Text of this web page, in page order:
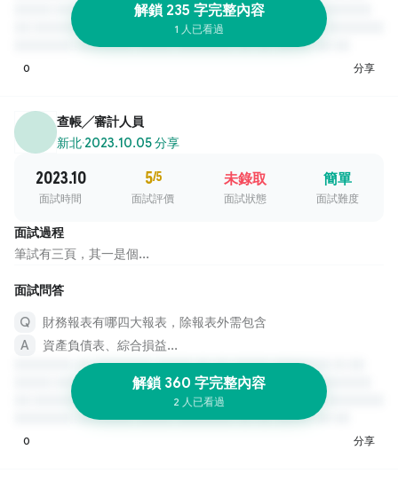
解鎖 235 字完整內容
1 人已看過
0 分享
查帳╱審計人員
新北·2023.10.05 分享
2023.10
面試時間
5/5
面試評價
未錄取
面試狀態
簡單
面試難度
面試過程
筆試有三頁，其一是個...
面試問答
財務報表有哪四大報表，除報表外需包含
資產負債表、綜合損益...
解鎖 360 字完整內容
2 人已看過
0 分享